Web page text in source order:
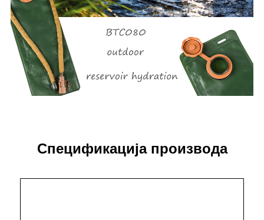
Спецификација производа